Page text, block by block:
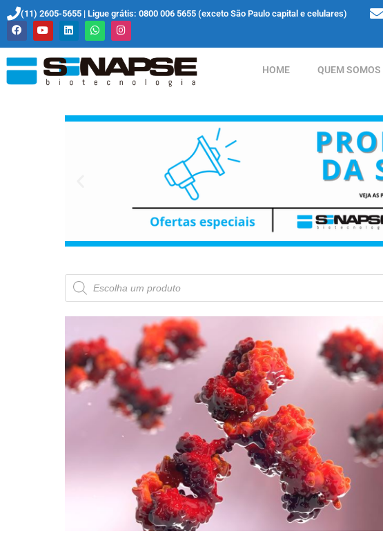
(11) 2605-5655 | Ligue grátis: 0800 006 5655 (exceto São Paulo capital e celulares)
HOME QUEM SOMOS